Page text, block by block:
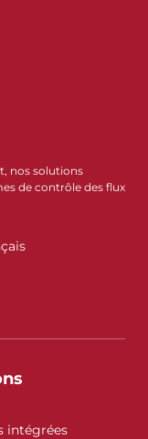
nos solutions
de contrôle des flux
intégrées